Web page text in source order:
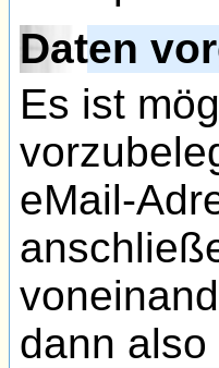
Daten
Es ist
eMail-
dann